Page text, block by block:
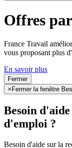
Offres
France Travail
vous proposant plus
En savoir plus
Fermer
× Fermer la fenêtre
Besoin
d'emploi ?
Besoin d'aide sur la